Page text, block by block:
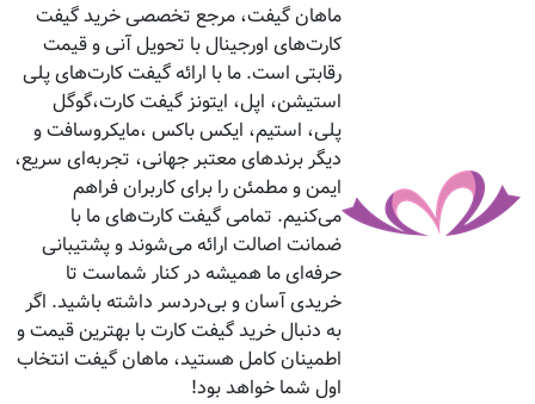
ماهان گیفت، مرجع تخصصی خرید گیفت
کارت‌های اورجینال با تحویل آنی و قیمت
رقابتی است. ما با ارائه گیفت کارت‌های پلی
استیشن، اپل، ایتونز گیفت کارت،گوگل
پلی، استیم، ایکس باکس ،مایکروسافت و
دیگر برندهای معتبر جهانی، تجربه‌ای سریع،
ایمن و مطمئن را برای کاربران فراهم
می‌کنیم. تمامی گیفت کارت‌های ما با
ضمانت اصالت ارائه می‌شوند و پشتیبانی
حرفه‌ای ما همیشه در کنار شماست تا
خریدی آسان و بی‌دردسر داشته باشید. اگر
به دنبال خرید گیفت کارت با بهترین قیمت و
اطمینان کامل هستید، ماهان گیفت انتخاب
اول شما خواهد بود!